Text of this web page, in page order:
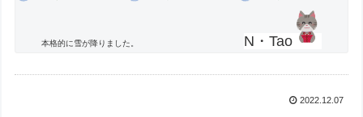
本格的に雪が降りました。 N・Tao
2022.12.07